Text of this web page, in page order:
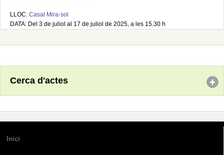
LLOC: Casal Mira-sol
DATA: Del 3 de juliol al 17 de juliol de 2025, a les 15.30 h
Cerca d'actes
Inici